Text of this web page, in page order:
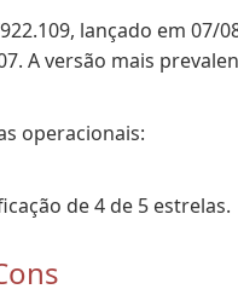
lançado em 07/
A versão mais
operacionais:
de 4 de 5 estrelas.